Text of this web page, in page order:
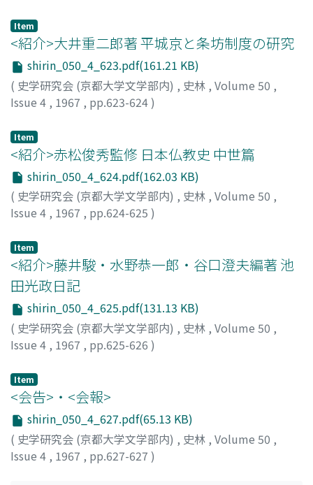
Item
<紹介>大井重二郎著 平城京と条坊制度の研究
shirin_050_4_623.pdf(161.21 KB)
( 史学研究会 (京都大学文学部内) , 史林 , Volume 50 ,
Issue 4 , 1967 , pp.623-624)
Item
<紹介>赤松俊秀監修 日本仏教史 中世篇
shirin_050_4_624.pdf(162.03 KB)
( 史学研究会 (京都大学文学部内) , 史林 , Volume 50 ,
Issue 4 , 1967 , pp.624-625 )
Item
<紹介>藤井駿・水野恭一郎・谷口澄夫編著 池
田光政日記
shirin_050_4_625.pdf(131.13 KB)
( 史学研究会 (京都大学文学部内) , 史林 , Volume 50 ,
Issue 4 , 1967 , pp.625-626 )
Item
<会告>・<会報>
shirin_050_4_627.pdf(65.13 KB)
( 史学研究会 (京都大学文学部内) , 史林 , Volume 50 ,
Issue 4 , 1967 , pp.627-627 )